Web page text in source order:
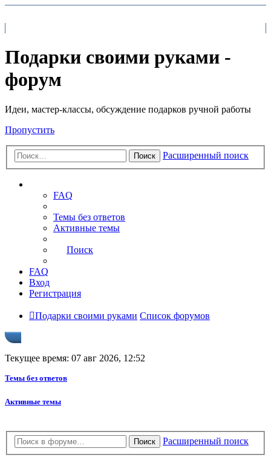
Подарки своими руками -
форум
Идеи, мастер-классы, обсуждение подарков ручной работы
Пропустить
Поиск Расширенный поиск
FAQ
Темы без ответов
Активные темы
Поиск
FAQ
Вход
Регистрация
Подарки своими руками Список форумов
Текущее время: 07 авг 2026, 12:52
Темы без ответов
Активные темы
Поиск Расширенный поиск